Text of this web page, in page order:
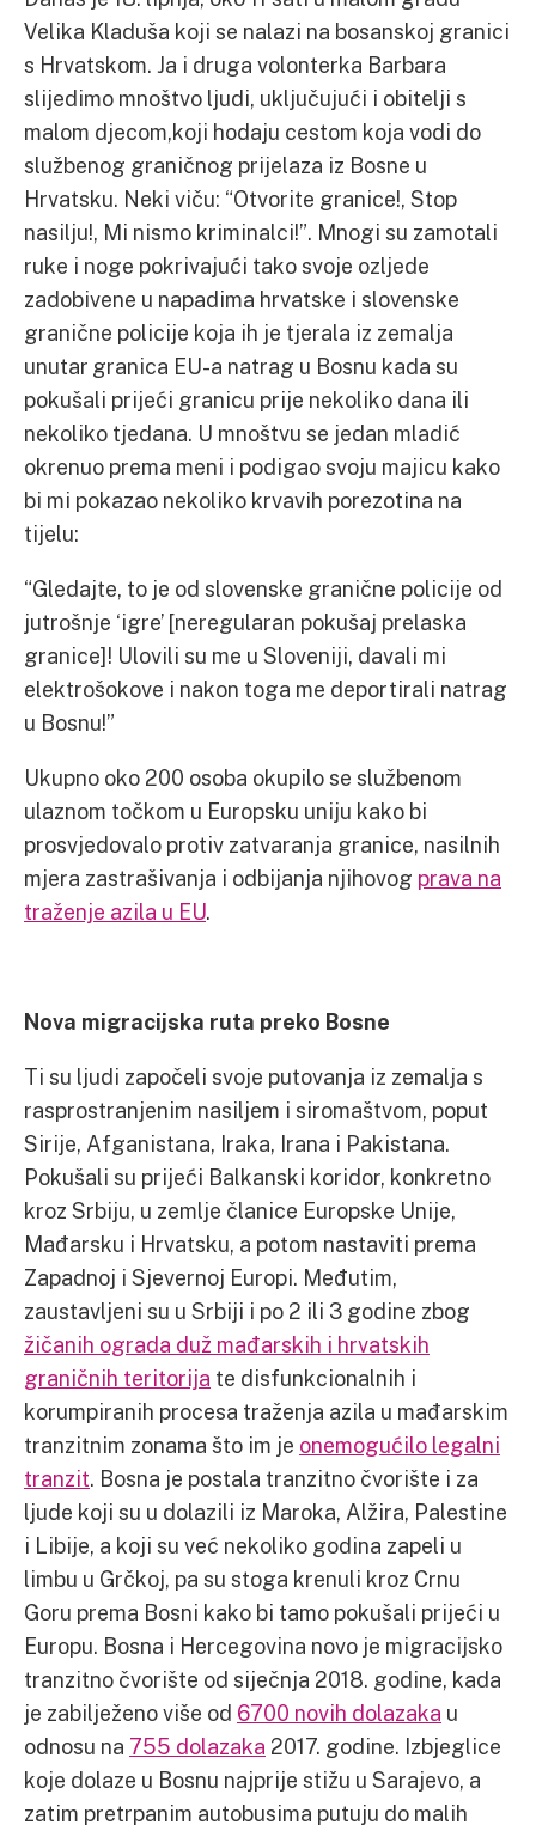
Velika Kladuša koji se nalazi na bosanskoj granici
s Hrvatskom. Ja i druga volonterka Barbara
slijedimo mnoštvo ljudi, uključujući i obitelji s
malom djecom,koji hodaju cestom koja vodi do
službenog graničnog prijelaza iz Bosne u
Hrvatsku. Neki viču: “Otvorite granice!, Stop
nasilju!, Mi nismo kriminalci!”. Mnogi su zamotali
ruke i noge pokrivajući tako svoje ozljede
zadobivene u napadima hrvatske i slovenske
granične policije koja ih je tjerala iz zemalja
unutar granica EU-a natrag u Bosnu kada su
pokušali prijeći granicu prije nekoliko dana ili
nekoliko tjedana. U mnoštvu se jedan mladić
okrenuo prema meni i podigao svoju majicu kako
bi mi pokazao nekoliko krvavih porezotina na
tijelu:
“Gledajte, to je od slovenske granične policije od
jutrošnje ‘igre’ [neregularan pokušaj prelaska
granice]! Ulovili su me u Sloveniji, davali mi
elektrošokove i nakon toga me deportirali natrag
u Bosnu!”
Ukupno oko 200 osoba okupilo se službenom
ulaznom točkom u Europsku uniju kako bi
prosvjedovalo protiv zatvaranja granice, nasilnih
mjera zastrašivanja i odbijanja njihovog prava na
traženje azila u EU.
Nova migracijska ruta preko Bosne
Ti su ljudi započeli svoje putovanja iz zemalja s
rasprostranjenim nasiljem i siromaštvom, poput
Sirije, Afganistana, Iraka, Irana i Pakistana.
Pokušali su prijeći Balkanski koridor, konkretno
kroz Srbiju, u zemlje članice Europske Unije,
Mađarsku i Hrvatsku, a potom nastaviti prema
Zapadnoj i Sjevernoj Europi. Međutim,
zaustavljeni su u Srbiji i po 2 ili 3 godine zbog
žičanih ograda duž mađarskih i hrvatskih
graničnih teritorija te disfunkcionalnih i
korumpiranih procesa traženja azila u mađarskim
tranzitnim zonama što im je onemogućilo legalni
tranzit. Bosna je postala tranzitno čvorište i za
ljude koji su u dolazili iz Maroka, Alžira, Palestine
i Libije, a koji su već nekoliko godina zapeli u
limbu u Grčkoj, pa su stoga krenuli kroz Crnu
Goru prema Bosni kako bi tamo pokušali prijeći u
Europu. Bosna i Hercegovina novo je migracijsko
tranzitno čvorište od siječnja 2018. godine, kada
je zabilježeno više od 6700 novih dolazaka u
odnosu na 755 dolazaka 2017. godine. Izbjeglice
koje dolaze u Bosnu najprije stižu u Sarajevo, a
zatim pretrpanim autobusima putuju do malih